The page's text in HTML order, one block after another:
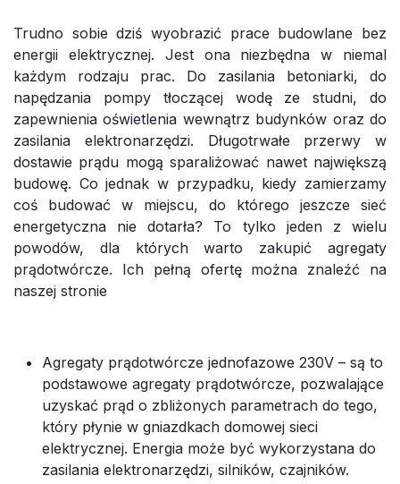
Trudno sobie dziś wyobrazić prace budowlane bez
energii elektrycznej. Jest ona niezbędna w niemal
każdym rodzaju prac. Do zasilania betoniarki, do
napędzania pompy tłoczącej wodę ze studni, do
zapewnienia oświetlenia wewnątrz budynków oraz do
zasilania elektronarzędzi. Długotrwałe przerwy w
dostawie prądu mogą sparaliżować nawet największą
budowę. Co jednak w przypadku, kiedy zamierzamy
coś budować w miejscu, do którego jeszcze sieć
energetyczna nie dotarła? To tylko jeden z wielu
powodów, dla których warto zakupić agregaty
prądotwórcze. Ich pełną ofertę można znaleźć na
naszej stronie
Agregaty prądotwórcze jednofazowe 230V – są to
podstawowe agregaty prądotwórcze, pozwalające
uzyskać prąd o zbliżonych parametrach do tego,
który płynie w gniazdkach domowej sieci
elektrycznej. Energia może być wykorzystana do
zasilania elektronarzędzi, silników, czajników.